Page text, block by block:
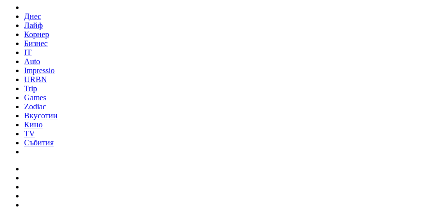
Днес
Лайф
Корнер
Бизнес
IT
Auto
Impressio
URBN
Trip
Games
Zodiac
Вкусотии
Кино
TV
Събития